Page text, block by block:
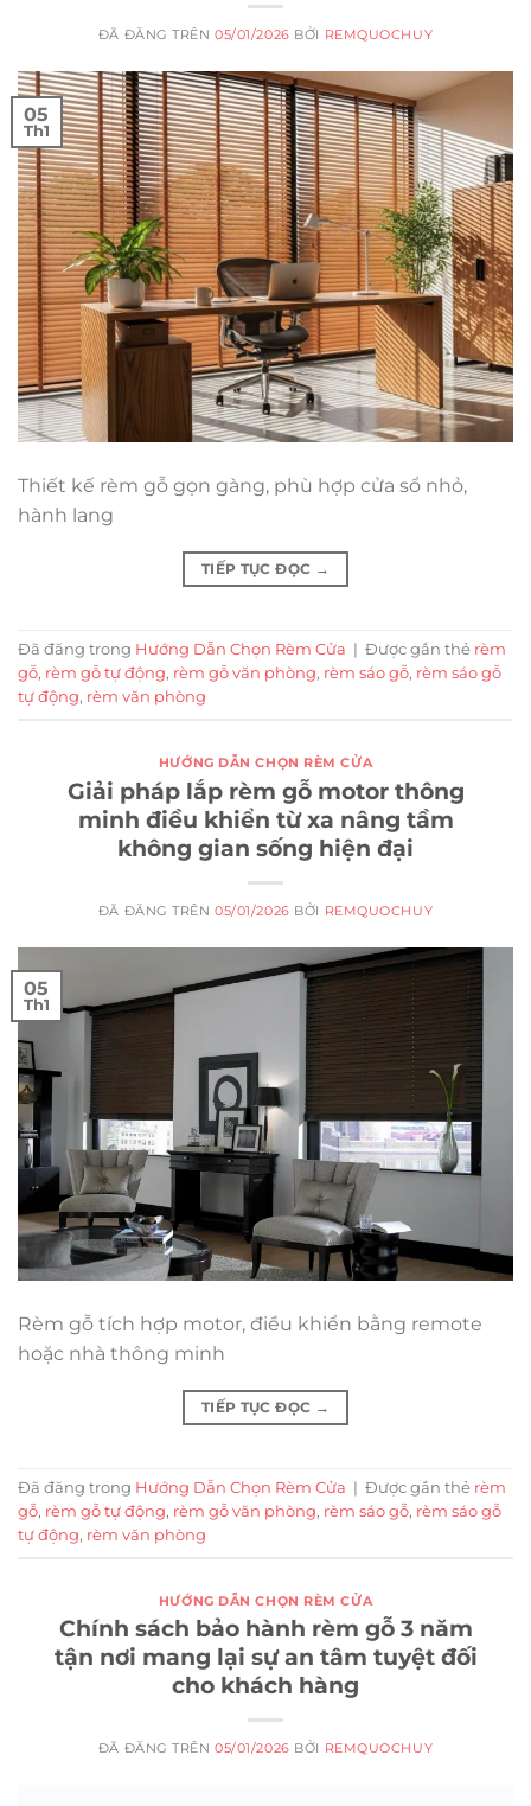
ĐÃ ĐĂNG TRÊN05/01/2026 BỞI REMQUOCHUY
05
Th1
Thiết kế rèm gỗ gọn gàng, phù hợp cửa sổ nhỏ,
hành lang
TIẾP TỤC ĐỌC →
Đã đăng trong Hướng Dẫn Chọn Rèm Cửa | Được gắn thẻ rèm
gỗ, rèm gỗ tự động, rèm gỗ văn phòng, rèm sáo gỗ, rèm sáo gỗ
tự động, rèm văn phòng
HƯỚNG DẪN CHỌN RÈM CỬA
Giải pháp lắp rèm gỗ motor thông
minh điều khiển từ xa nâng tầm
không gian sống hiện đại
ĐÃ ĐĂNG TRÊN05/01/2026 BỞI REMQUOCHUY
05
Th1
Rèm gỗ tích hợp motor, điều khiển bằng remote
hoặc nhà thông minh
TIẾP TỤC ĐỌC →
Đã đăng trong Hướng Dẫn Chọn Rèm Cửa | Được gắn thẻ rèm
gỗ, rèm gỗ tự động, rèm gỗ văn phòng, rèm sáo gỗ, rèm sáo gỗ
tự động, rèm văn phòng
HƯỚNG DẪN CHỌN RÈM CỬA
Chính sách bảo hành rèm gỗ 3 năm
tận nơi mang lại sự an tâm tuyệt đối
cho khách hàng
ĐÃ ĐĂNG TRÊN05/01/2026 BỞI REMQUOCHUY